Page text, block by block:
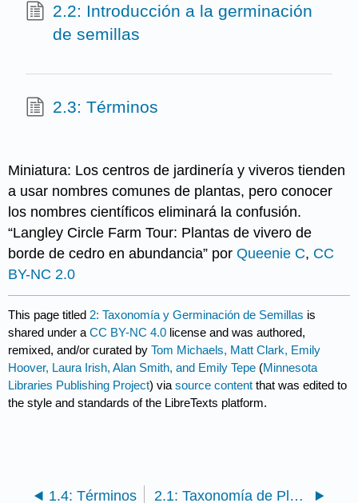
2.2: Introducción a la germinación
de semillas
2.3: Términos
Miniatura: Los centros de jardinería y viveros tienden
a usar nombres comunes de plantas, pero conocer
los nombres científicos eliminará la confusión.
“Langley Circle Farm Tour: Plantas de vivero de
borde de cedro en abundancia” porQueenie C, CC
BY-NC 2.0
This page titled 2: Taxonomía y Germinación de Semillas is
shared under aCC BY-NC 4.0 license and was authored,
remixed, and/or curated byTom Michaels, Matt Clark, Emily
Hoover, Laura Irish, Alan Smith, and Emily Tepe (Minnesota
Libraries Publishing Project) viasource content that was edited to
the style and standards of the LibreTexts platform.
1.4: Términos 2.1: Taxonomía de Plantas